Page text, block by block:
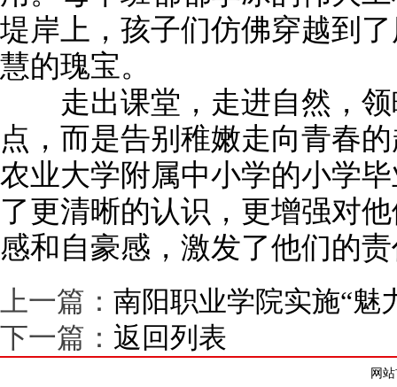
堤岸上，孩子们仿佛穿越到
慧的瑰宝。
走出课堂，走进自然，领
点，而是告别稚嫩走向青春
农业大学附属中小学的小学
了更清晰的认识，更增强对
感和自豪感，激发了他们的
上一篇： 南阳职业学院实施“魅
下一篇： 返回列表
网